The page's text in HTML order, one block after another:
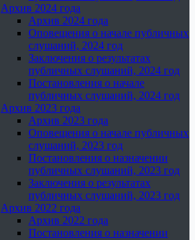
Архив 2024 года
Архив 2024 года
Оповещения о начале публичных
слушаний, 2024 год
Заключения о результатах
публичных слушаний, 2024 год
Постановления о начале
публичных слушаний, 2024 год
Архив 2023 года
Архив 2023 года
Оповещения о начале публичных
слушаний, 2023 год
Постановления о назначении
публичных слушаний, 2023 год
Заключения о результатах
публичных слушаний, 2023 год
Архив 2022 года
Архив 2022 года
Постановления о назначении